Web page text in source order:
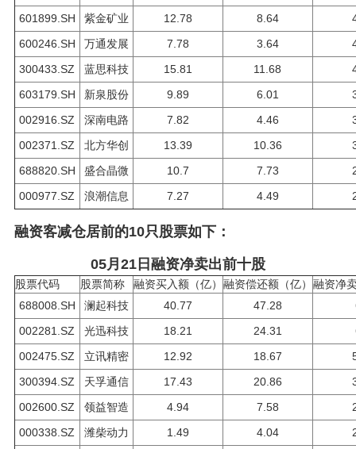
601899.SH
紫金矿业 12.78 8.64
600246.SH
万通发展 7.78 3.64
300433.SZ
蓝思科技 15.81 11.68
603179.SH
新泉股份 9.89 6.01
002916.SZ
深南电路 7.82 4.46
002371.SZ
北方华创 13.39 10.36
688820.SH
盛合晶微 10.7 7.73
000977.SZ
浪潮信息 7.27 4.49
融资客减仓居前的10只股票如下：
05月21日融资净卖出前十股
股票代码 股票简称 融资买入额（亿） 融资偿还额（亿） 融资净
688008.SH
澜起科技 40.77 47.28
002281.SZ
光迅科技 18.21 24.31
002475.SZ
立讯精密 12.92 18.67
300394.SZ
天孚通信 17.43 20.86
002600.SZ
领益智造 4.94 7.58
000338.SZ
潍柴动力 1.49 4.04